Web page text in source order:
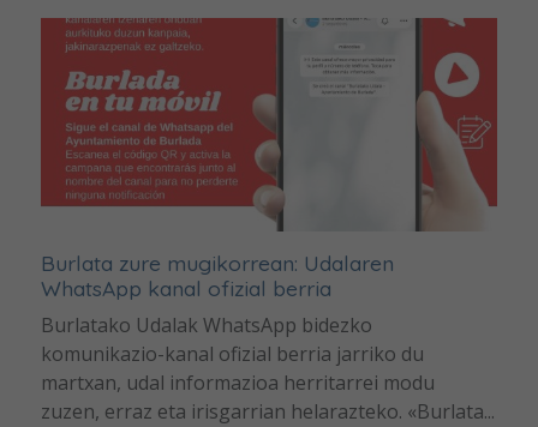
Burlata zure mugikorrean: Udalaren
WhatsApp kanal ofizial berria
Burlatako Udalak WhatsApp bidezko
komunikazio-kanal ofizial berria jarriko du
martxan, udal informazioa herritarrei modu
zuzen, erraz eta irisgarrian helarazteko. «Burlata...